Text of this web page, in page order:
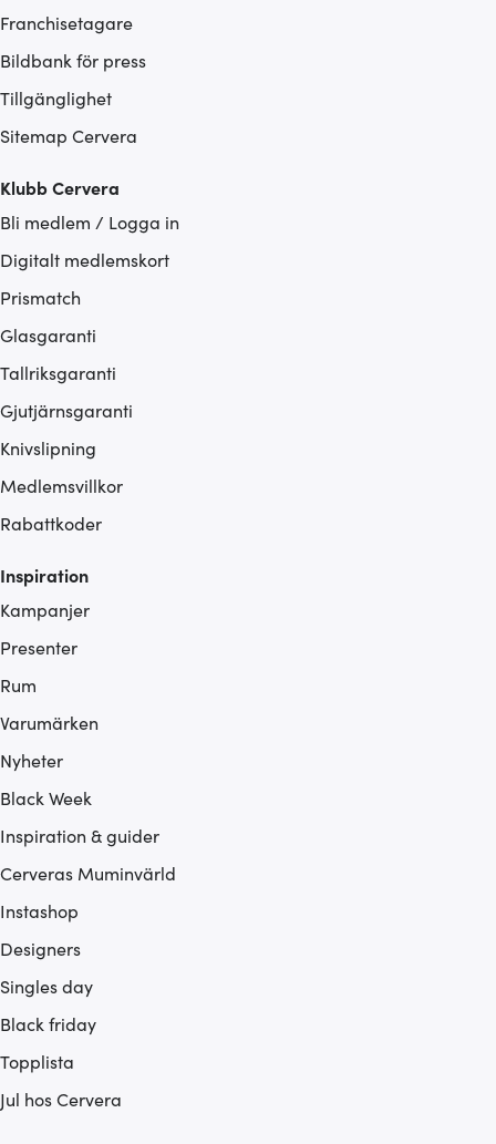
Franchisetagare
Bildbank för press
Tillgänglighet
Sitemap Cervera
Klubb Cervera
Bli medlem / Logga in
Digitalt medlemskort
Prismatch
Glasgaranti
Tallriksgaranti
Gjutjärnsgaranti
Knivslipning
Medlemsvillkor
Rabattkoder
Inspiration
Kampanjer
Presenter
Rum
Varumärken
Nyheter
Black Week
Inspiration & guider
Cerveras Muminvärld
Instashop
Designers
Singles day
Black friday
Topplista
Jul hos Cervera